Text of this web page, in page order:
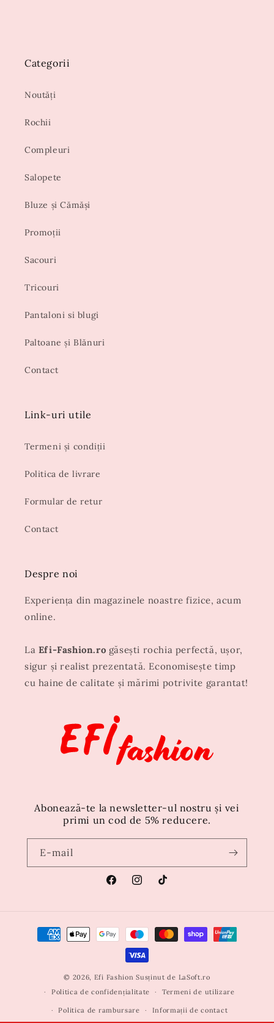
Categorii
Noutăți
Rochii
Compleuri
Salopete
Bluze și Cămăși
Promoții
Sacouri
Tricouri
Pantaloni si blugi
Paltoane și Blănuri
Contact
Link-uri utile
Termeni și condiții
Politica de livrare
Formular de retur
Contact
Despre noi
Experiența din magazinele noastre fizice, acum
online.
La Efi-Fashion.ro găsești rochia perfectă, ușor,
sigur și realist prezentată. Economisește timp
cu haine de calitate și mărimi potrivite garantat!
Abonează-te la newsletter-ul nostru și vei
primi un cod de 5% reducere.
E-mail
FacebookInstagramTikTok
Metode
© 2026, Efi Fashion Susținut de LaSoft.ro
Politica de confidențialitate
Termeni de utilizare
Politica de rambursare Informații de contact